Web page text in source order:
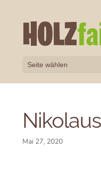
Seite wählen
Mai 27, 2020